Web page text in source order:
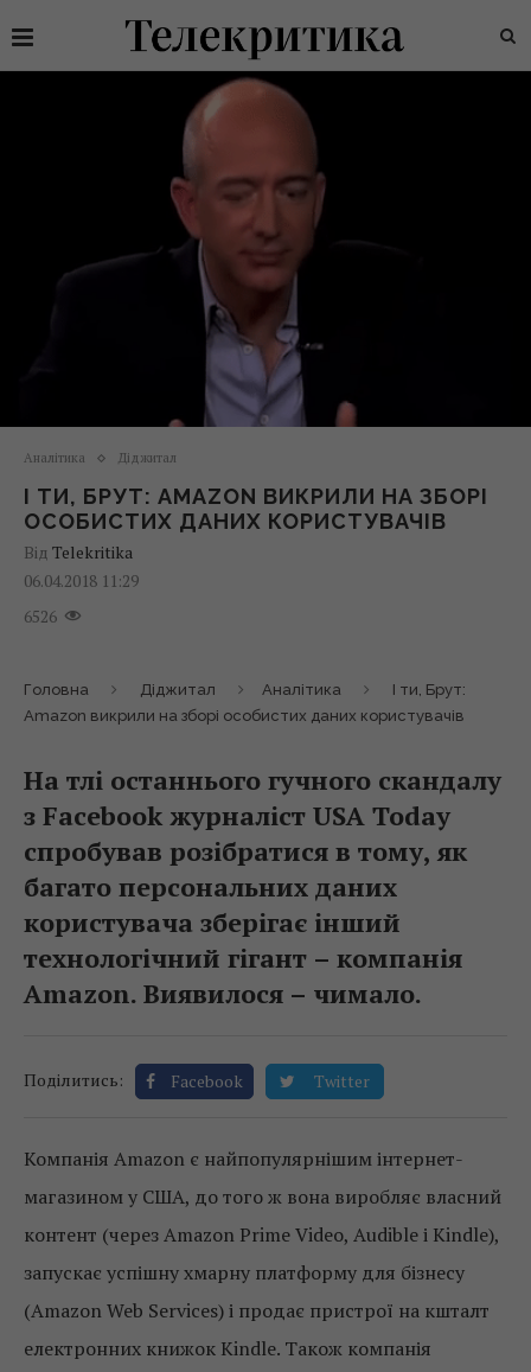
Аналітика Діджитал
І ТИ, БРУТ: AMAZON ВИКРИЛИ НА ЗБОРІ
ОСОБИСТИХ ДАНИХ КОРИСТУВАЧІВ
Від Telekritika
06.04.2018 11:29
6526
Головна Діджитал Аналітика
І ти, Брут:
Amazon викрили на зборі особистих даних користувачів
На тлі останнього гучного скандалу
з Facebook журналіст USA Today
спробував розібратися в тому, як
багато персональних даних
користувача зберігає інший
технологічний гігант – компанія
Amazon. Виявилося – чимало.
Поділитись: Facebook Twitter
Компанія Amazon є найпопулярнішим інтернет-
магазином у США, до того ж вона виробляє власний
контент (через Amazon Prime Video, Audible і Kindle),
запускає успішну хмарну платформу для бізнесу
(Amazon Web Services) і продає пристрої на кшталт
електронних книжок Kindle. Також компанія